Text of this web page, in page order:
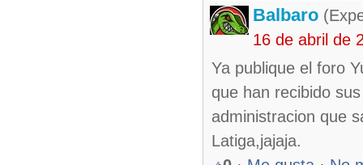
Balbaro
16 de abril de
Ya publique el foro
que han recibido
administracion que
Latiga,jajaja.